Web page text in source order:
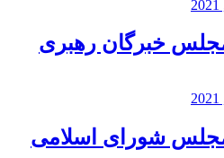
مجلس خبرگان رهبری
مجلس شورای اسلامی